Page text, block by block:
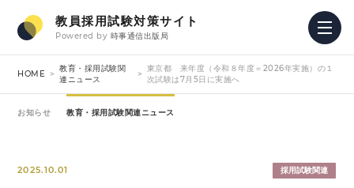
教員採用試験対策サイト
Powered by 時事通信出版局
HOME
教育・採用試験関
連ニュース
東京都 来年度（令和８年度＝2026年実施）の１
次試験は7月5日に実施へ
お知らせ 教育・採用試験関連ニュース
2025.10.01 採用試験関連